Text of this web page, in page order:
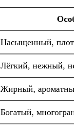
Насыщенный,
Лёгкий, нежный,
Жирный,
Богатый,